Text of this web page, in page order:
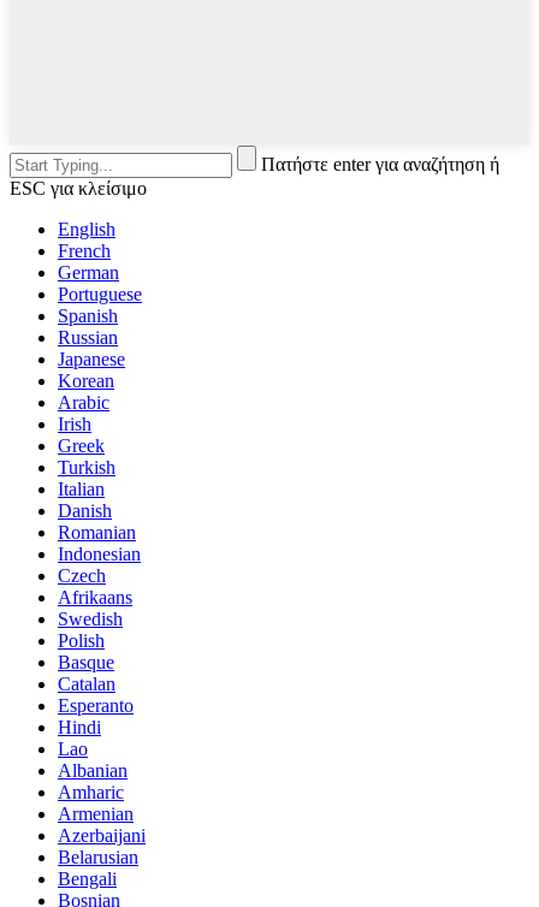
Πατήστε enter για αναζήτηση ή
ESC για κλείσιμο
English
French
German
Portuguese
Spanish
Russian
Japanese
Korean
Arabic
Irish
Greek
Turkish
Italian
Danish
Romanian
Indonesian
Czech
Afrikaans
Swedish
Polish
Basque
Catalan
Esperanto
Hindi
Lao
Albanian
Amharic
Armenian
Azerbaijani
Belarusian
Bengali
Bosnian